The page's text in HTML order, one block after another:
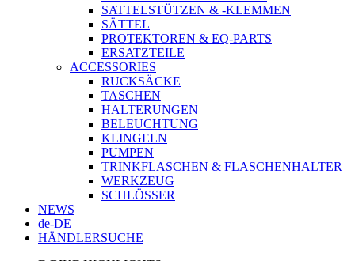
SATTELSTÜTZEN & -KLEMMEN
SÄTTEL
PROTEKTOREN & EQ-PARTS
ERSATZTEILE
ACCESSORIES
RUCKSÄCKE
TASCHEN
HALTERUNGEN
BELEUCHTUNG
KLINGELN
PUMPEN
TRINKFLASCHEN & FLASCHENHALTER
WERKZEUG
SCHLÖSSER
NEWS
de-DE
HÄNDLERSUCHE